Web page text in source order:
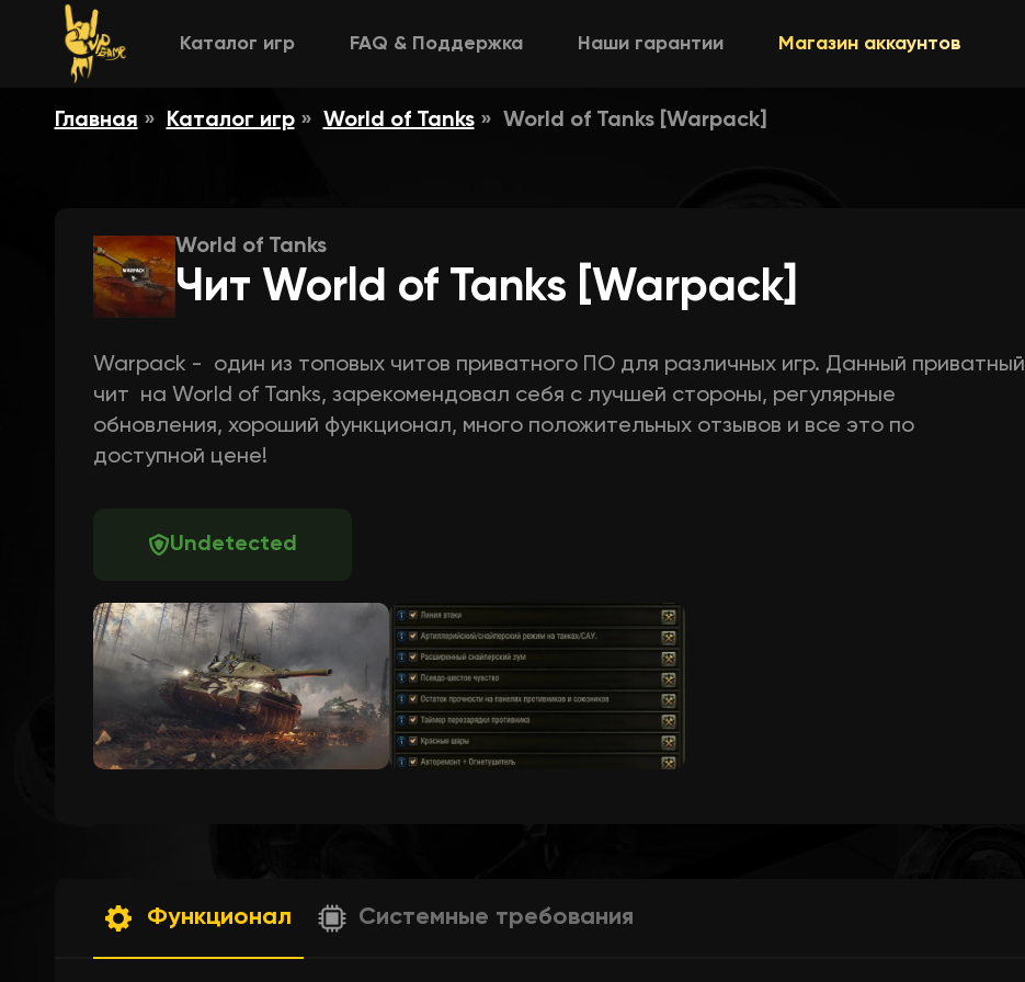
Каталог игр FAQ & Поддержка Наши гарантии Магазин аккаунтов
Главная Каталог игр World of Tanks World of Tanks [Warpack]
World of Tanks
Чит World of Tanks [Warpack]
Warpack - один из топовых читов приватного ПО для различных игр. Данный приватный
чит на World of Tanks, зарекомендовал себя с лучшей стороны, регулярные
обновления, хороший функционал, много положительных отзывов и все это по
доступной цене!
Undetected
Функционал Системные требования